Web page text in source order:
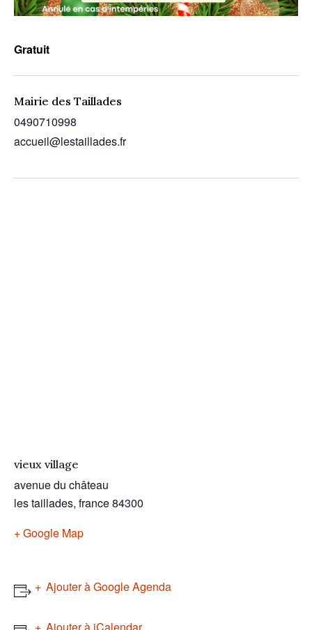
Gratuit
Mairie des Taillades
0490710998
accueil@lestaillades.fr
vieux village
avenue du château
les taillades, france84300
+ Google Map
Ajouter à Google Agenda